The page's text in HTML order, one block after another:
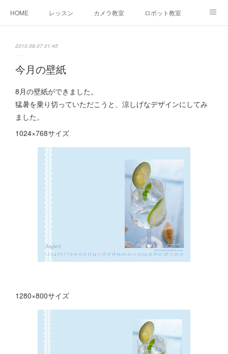
HOME レッスン カメラ教室 ロボット教室
2010.08.07 01:45
今月の壁紙
8月の壁紙ができました。
猛暑を乗り切っていただこうと、涼しげなデザインにしてみ
ました。
1024×768サイズ
1280×800サイズ